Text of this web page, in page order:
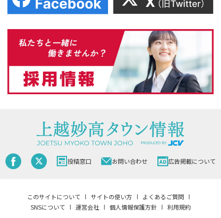
投稿窓口 お問い合わせ 広告掲載について
このサイトについて サイトの使い方
よくあるご質問
SNSについて
運営会社 個人情報保護方針 利用規約